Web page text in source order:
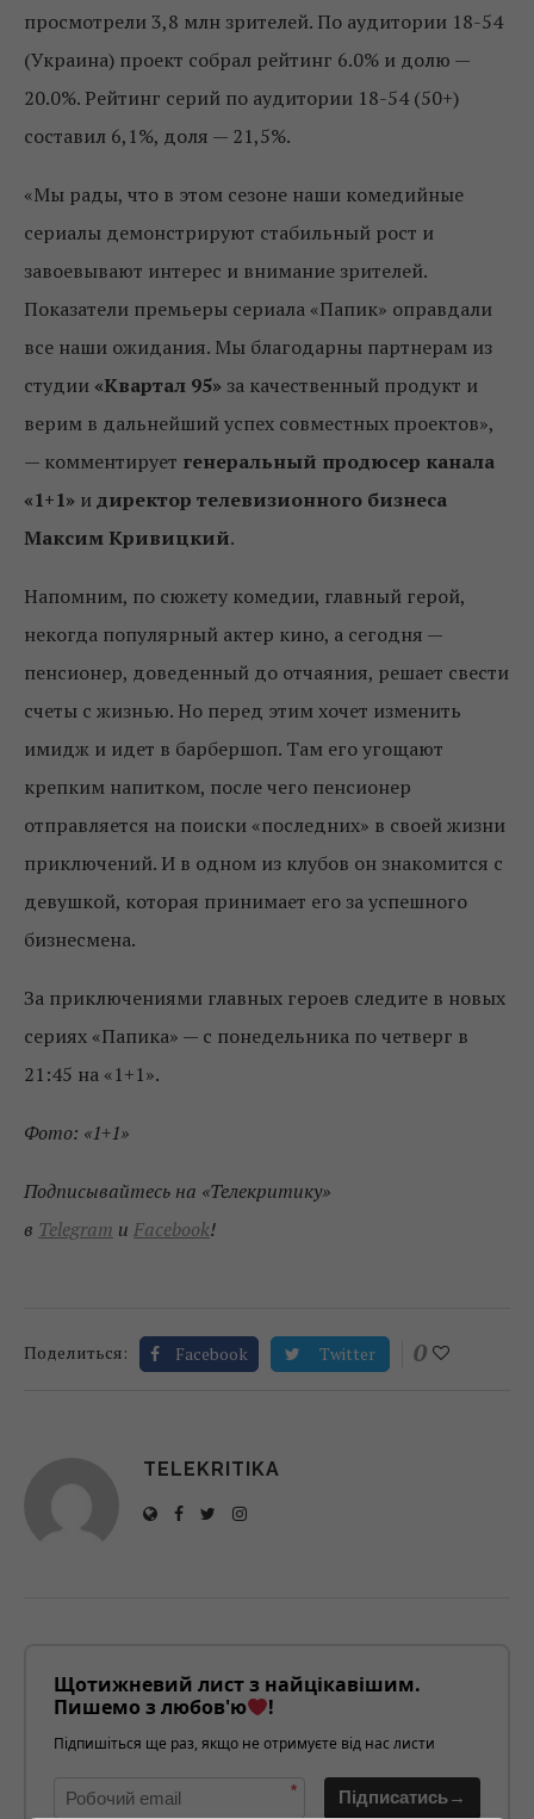
просмотрели 3,8 млн зрителей. По аудитории 18-54
(Украина) проект собрал рейтинг 6.0% и долю —
20.0%. Рейтинг серий по аудитории 18-54 (50+)
составил 6,1%, доля — 21,5%.
«Мы рады, что в этом сезоне наши комедийные
сериалы демонстрируют стабильный рост и
завоевывают интерес и внимание зрителей.
Показатели премьеры сериала «Папик» оправдали
все наши ожидания. Мы благодарны партнерам из
студии «Квартал 95» за качественный продукт и
верим в дальнейший успех совместных проектов»,
— комментирует генеральный продюсер канала
«1+1» идиректор телевизионного бизнеса
Максим Кривицкий.
Напомним, по сюжету комедии, главный герой,
некогда популярный актер кино, а сегодня —
пенсионер, доведенный до отчаяния, решает свести
счеты с жизнью. Но перед этим хочет изменить
имидж и идет в барбершоп. Там его угощают
крепким напитком, после чего пенсионер
отправляется на поиски «последних» в своей жизни
приключений. И в одном из клубов он знакомится с
девушкой, которая принимает его за успешного
бизнесмена.
За приключениями главных героев следите в новых
сериях «Папика» — с понедельника по четверг в
21:45 на «1+1».
Фото: «1+1»
Подписывайтесь на «Телекритику»
в Telegram и Facebook!
Поделиться: Facebook Twitter 0
TELEKRITIKA
Щотижневий лист з найцікавішим.
Пишемо з любов'ю
!
Підпишіться ще раз, якщо не отримуєте від нас листи
* Підписатись→